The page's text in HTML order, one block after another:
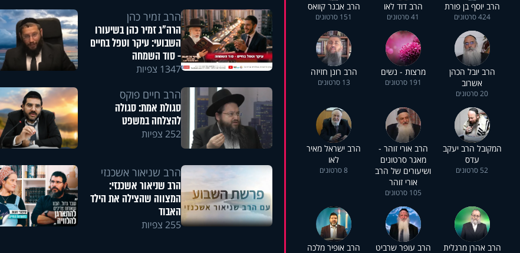
הרב יוסף בן פורת
424 סרטונים
הרב דוד לאו
41 סרטונים
הרב אבנר קוואס
151 סרטונים
הרב יובל הכהן
אשרוב
20 סרטונים
מרצות - נשים
191 סרטונים
הרב רונן חזיזה
13 סרטונים
המקובל הרב יעקב
עדס
52 סרטונים
הרב אורי זוהר -
מאגר סרטונים
ושיעורים של הרב
אורי זוהר
105 סרטונים
הרב ישראל מאיר
לאו
8 סרטונים
הרב אהרן מרגלית הרב עופר שרביט הרב אופיר מלכה
הרב זמיר כהן
הרה"ג זמיר כהן בשיעורו
השבועי: עיקר וטפל בחיים
- סוד השמחה
1347 צפיות
הרב חיים פוקס
סגולת אמת: סגולה
להצלחה במשפט
252 צפיות
הרב שניאור אשכנזי
הרב שניאור אשכנזי:
המצווה שהצילה את הילד
האבוד
255 צפיות